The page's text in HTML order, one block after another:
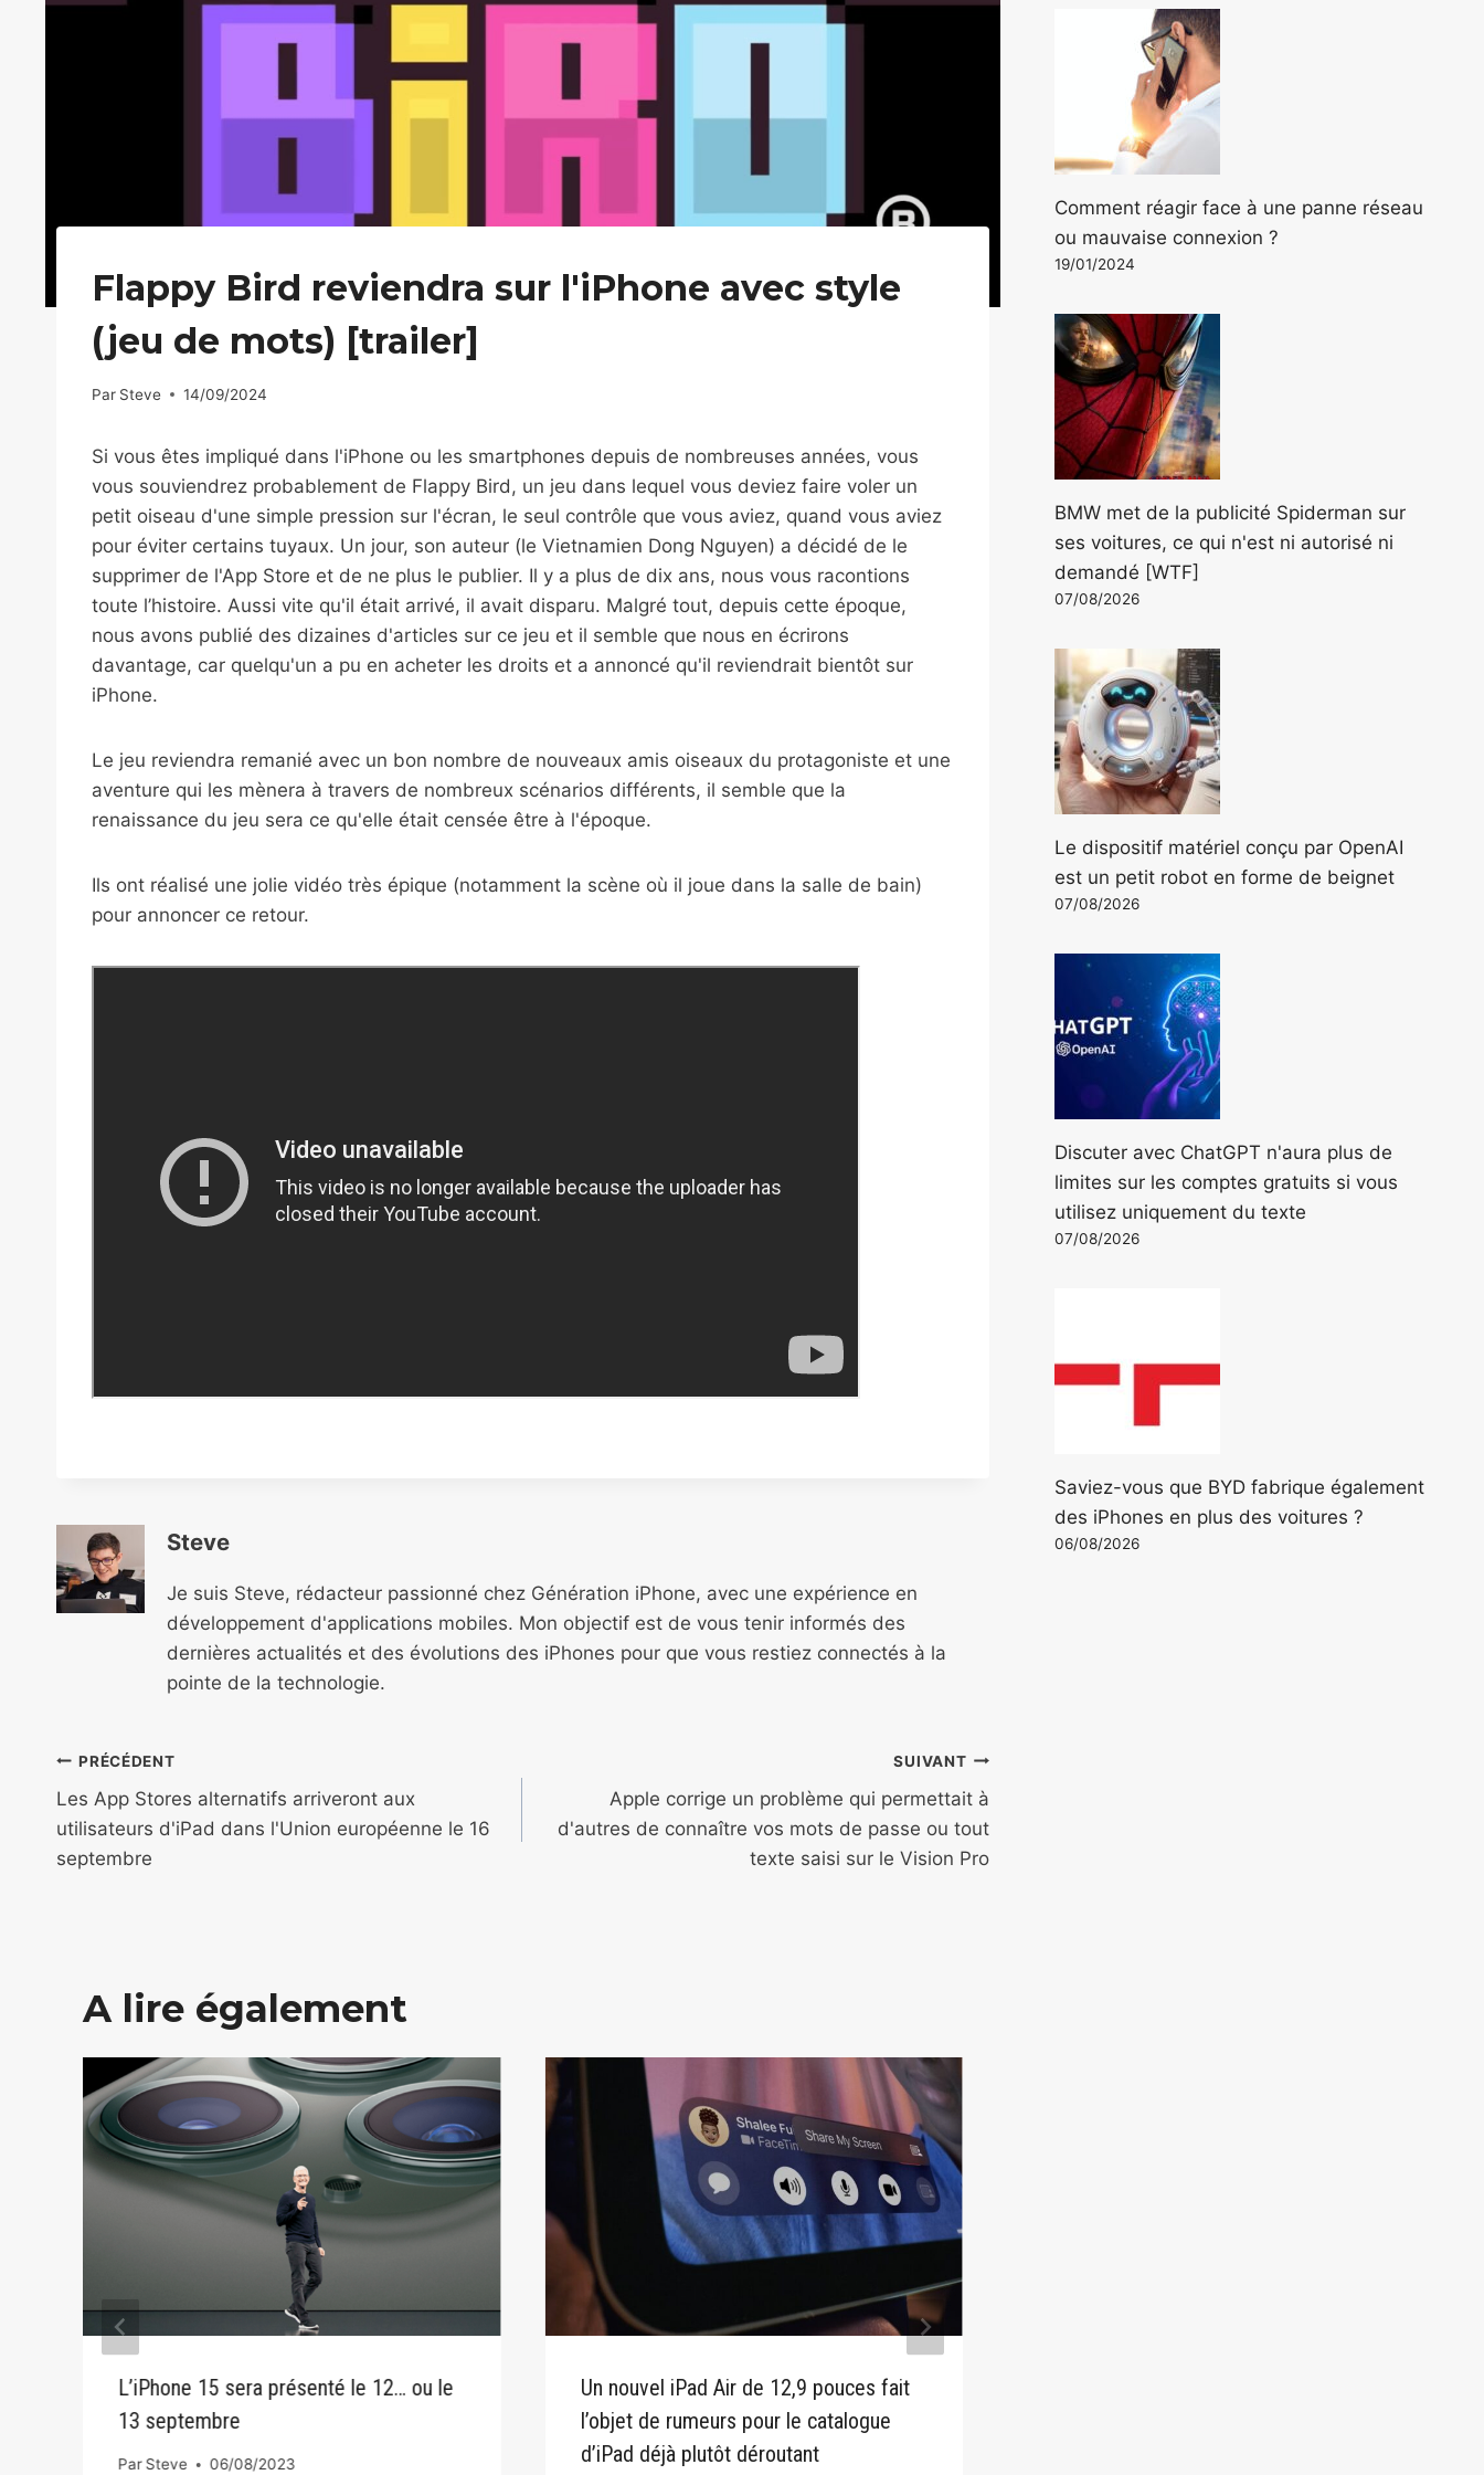
Flappy Bird reviendra sur l'iPhone avec style
(jeu de mots) [trailer]
Par Steve 14/09/2024
Si vous êtes impliqué dans l'iPhone ou les smartphones depuis de nombreuses années, vous
vous souviendrez probablement de Flappy Bird, un jeu dans lequel vous deviez faire voler un
petit oiseau d'une simple pression sur l'écran, le seul contrôle que vous aviez, quand vous aviez
pour éviter certains tuyaux. Un jour, son auteur (le Vietnamien Dong Nguyen) a décidé de le
supprimer de l'App Store et de ne plus le publier. Il y a plus de dix ans, nous vous racontions
toute l’histoire. Aussi vite qu'il était arrivé, il avait disparu. Malgré tout, depuis cette époque,
nous avons publié des dizaines d'articles sur ce jeu et il semble que nous en écrirons
davantage, car quelqu'un a pu en acheter les droits et a annoncé qu'il reviendrait bientôt sur
iPhone.
Le jeu reviendra remanié avec un bon nombre de nouveaux amis oiseaux du protagoniste et une
aventure qui les mènera à travers de nombreux scénarios différents, il semble que la
renaissance du jeu sera ce qu'elle était censée être à l'époque.
Ils ont réalisé une jolie vidéo très épique (notamment la scène où il joue dans la salle de bain)
pour annoncer ce retour.
Steve
Je suis Steve, rédacteur passionné chez Génération iPhone, avec une expérience en
développement d'applications mobiles. Mon objectif est de vous tenir informés des
dernières actualités et des évolutions des iPhones pour que vous restiez connectés à la
pointe de la technologie.
Navigation
de
l’article
PRÉCÉDENT
Les App Stores alternatifs arriveront aux
utilisateurs d'iPad dans l'Union européenne le 16
septembre
SUIVANT
Apple corrige un problème qui permettait à
d'autres de connaître vos mots de passe ou tout
texte saisi sur le Vision Pro
A lire également
L’iPhone 15 sera présenté le 12… ou le
13 septembre
ParSteve 06/08/2023
Un nouvel iPad Air de 12,9 pouces fait
l’objet de rumeurs pour le catalogue
d’iPad déjà plutôt déroutant
Comment réagir face à une panne réseau
ou mauvaise connexion ?
19/01/2024
BMW met de la publicité Spiderman sur
ses voitures, ce qui n'est ni autorisé ni
demandé [WTF]
07/08/2026
Le dispositif matériel conçu par OpenAI
est un petit robot en forme de beignet
07/08/2026
Discuter avec ChatGPT n'aura plus de
limites sur les comptes gratuits si vous
utilisez uniquement du texte
07/08/2026
Saviez-vous que BYD fabrique également
des iPhones en plus des voitures ?
06/08/2026